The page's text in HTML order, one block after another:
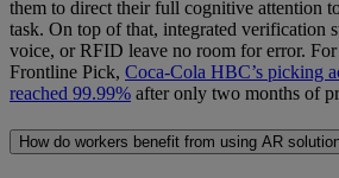
them to direct their full cognitive attention
task. On top of that, integrated verification
voice, or RFID leave no room for error.
Frontline Pick, Coca-Cola HBC’s picking
reached 99.99% after only two months of
How do workers benefit from using AR